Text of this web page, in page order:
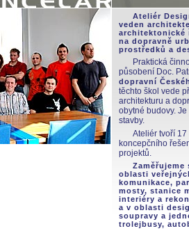
Ateliér
veden
architektonické
na dopravně
prostředků a
Praktická
působení Doc.
dopravní
těchto škol vede
architekturu a
obytné budovy.
stavby.
Ateliér tvoří
koncepčního
projektů.
oblasti
komunikace,
mosty, stanice
interiéry a
a v oblasti
soupravy a
trolejbusy,